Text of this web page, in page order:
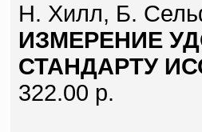
Н. Хилл, Б.
ИЗМЕРЕНИЕ
СТАНДАРТУ
322.00 р.